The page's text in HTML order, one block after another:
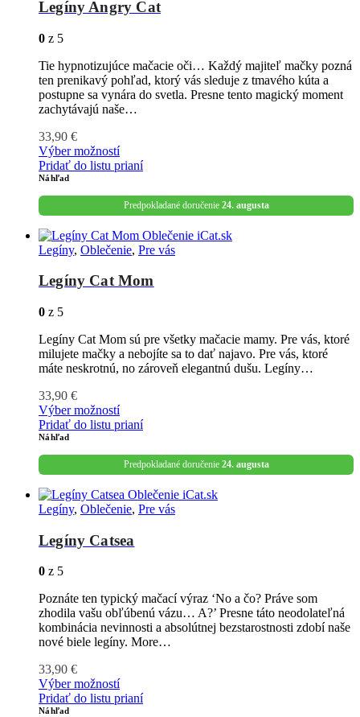
Legíny Angry Cat
0 z 5
Tie hypnotizujúce mačacie oči… Každý majiteľ mačky pozná
ten prenikavý pohľad, ktorý vás sleduje z tmavého kúta a
postupne sa vynára do svetla. Presne tento magický moment
zachytávajú naše…
33,90 €
Výber možností
Pridať do listu prianí
Náhľad
Predpokladané doručenie 24. augusta
Legíny, Oblečenie, Pre vás
Legíny Cat Mom
0 z 5
Legíny Cat Mom sú pre všetky mačacie mamy. Pre vás, ktoré
milujete mačky a nebojíte sa to dať najavo. Pre vás, ktoré
máte neskrotnú, no zároveň elegantnú dušu. Legíny…
33,90 €
Výber možností
Pridať do listu prianí
Náhľad
Predpokladané doručenie 24. augusta
Legíny, Oblečenie, Pre vás
Legíny Catsea
0 z 5
Poznáte ten typický mačací výraz ‘No a čo? Práve som
zhodila vašu obľúbenú vázu… A?’ Presne táto neodolateľná
kombinácia nevinnosti a absolútnej bezstarostnosti zdobí naše
nové biele legíny. More…
33,90 €
Výber možností
Pridať do listu prianí
Náhľad